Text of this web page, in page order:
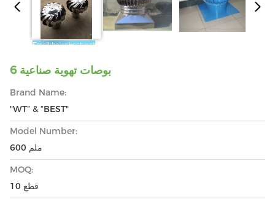
6 بوصات تهوية صناعية
Brand Name:
"WT” & “BEST"
Model Number:
600 ملم
MOQ:
10 قطع